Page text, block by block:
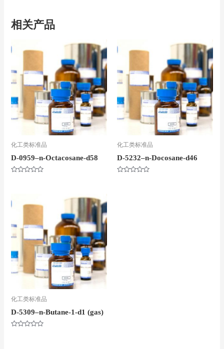
相关产品
化工类标准品
D-0959–n-Octacosane-d58
5
化工类标准品
D-5232–n-Docosane-d46
化工类标准品
D-5309–n-Butane-1-d1 (gas)